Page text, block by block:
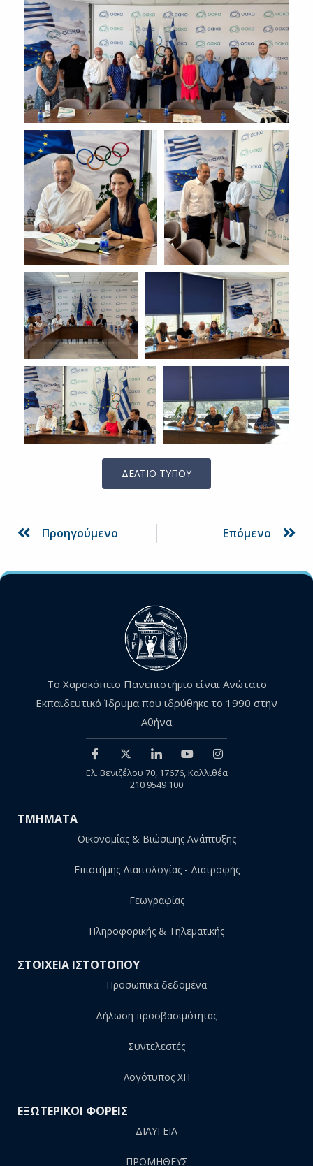
ΔΕΛΤΙΟ ΤΥΠΟΥ
Προηγούμενο Επόμενο
Το Χαροκόπειο Πανεπιστήμιο είναι Ανώτατο
Εκπαιδευτικό Ίδρυμα που ιδρύθηκε το 1990 στην
Αθήνα
Ελ. Βενιζέλου 70, 17676, Καλλιθέα
210 9549 100
ΤΜΗΜΑΤΑ
Οικονομίας & Βιώσιμης Ανάπτυξης
Επιστήμης Διαιτολογίας - Διατροφής
Γεωγραφίας
Πληροφορικής & Τηλεματικής
ΣΤΟΙΧΕΙΑ ΙΣΤΟΤΟΠΟΥ
Προσωπικά δεδομένα
Δήλωση προσβασιμότητας
Συντελεστές
Λογότυπος ΧΠ
ΕΞΩΤΕΡΙΚΟΙ ΦΟΡΕΙΣ
ΔΙΑΥΓΕΙΑ
ΠΡΟΜΗΘΕΥΣ